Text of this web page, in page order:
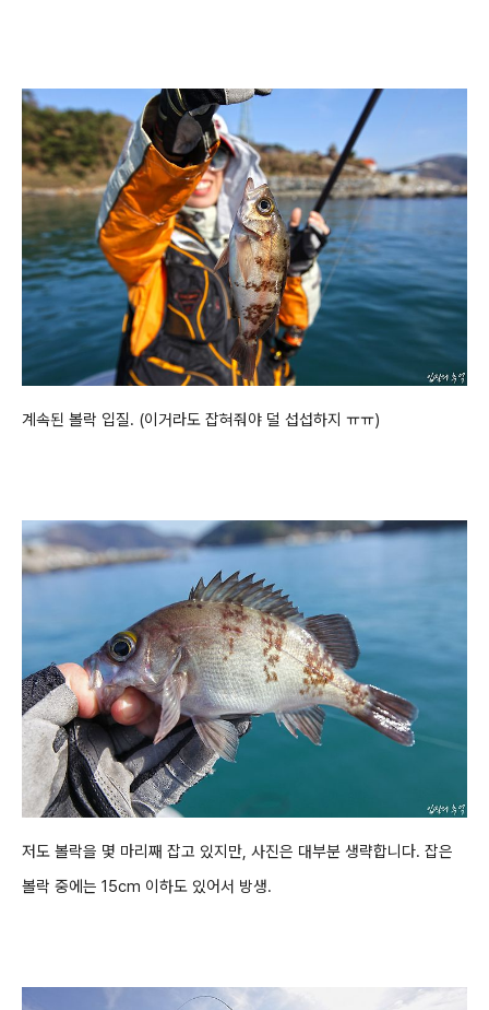
계속된 볼락 입질. (이거라도 잡혀줘야 덜 섭섭하지 ㅠㅠ)
저도 볼락을 몇 마리째 잡고 있지만, 사진은 대부분 생략합니다. 잡은
볼락 중에는 15cm 이하도 있어서 방생.